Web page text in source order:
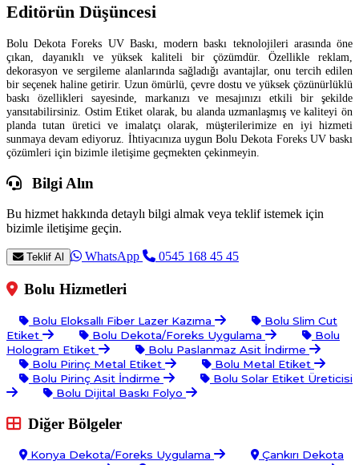
Editörün Düşüncesi
Bolu Dekota Foreks UV Baskı, modern baskı teknolojileri arasında öne
çıkan, dayanıklı ve yüksek kaliteli bir çözümdür. Özellikle reklam,
dekorasyon ve sergileme alanlarında sağladığı avantajlar, onu tercih edilen
bir seçenek haline getirir. Uzun ömürlü, çevre dostu ve yüksek çözünürlüklü
baskı özellikleri sayesinde, markanızı ve mesajınızı etkili bir şekilde
yansıtabilirsiniz. Ostim Etiket olarak, bu alanda uzmanlaşmış ve kaliteyi ön
planda tutan üretici ve imalatçı olarak, müşterilerimize en iyi hizmeti
sunmaya devam ediyoruz. İhtiyacınıza uygun Bolu Dekota Foreks UV baskı
çözümleri için bizimle iletişime geçmekten çekinmeyin.
Bilgi Alın
Bu hizmet hakkında detaylı bilgi almak veya teklif istemek için
bizimle iletişime geçin.
Teklif Al WhatsApp 0545 168 45 45
Bolu Hizmetleri
Bolu Eloksallı Fiber Lazer Kazıma
Bolu Slim Cut
Etiket
Bolu Dekota/Foreks Uygulama
Bolu
Hologram Etiket
Bolu Paslanmaz Asit İndirme
Bolu Pirinç Metal Etiket
Bolu Metal Etiket
Bolu Pirinç Asit İndirme
Bolu Solar Etiket Üreticisi
Bolu Dijital Baskı Folyo
Diğer Bölgeler
Konya Dekota/Foreks Uygulama
Çankırı Dekota